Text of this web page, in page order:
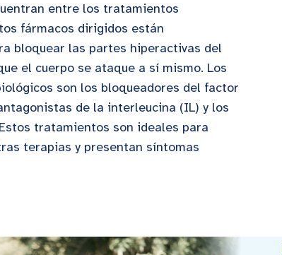
entre los tratamientos
fármacos dirigidos están
bloquear las partes hiperactivas del
el cuerpo se ataque a sí mismo. Los
son los bloqueadores del factor
de la interleucina (IL) y los
tratamientos son ideales para
terapias y presentan síntomas